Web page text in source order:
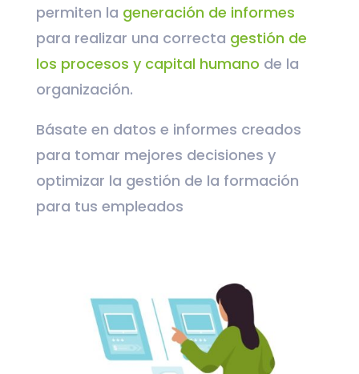
permiten la generación de informes
para realizar una correcta gestión de
los procesos y capital humano de la
organización.
Básate en datos e informes creados
para tomar mejores decisiones y
optimizar la gestión de la formación
para tus empleados